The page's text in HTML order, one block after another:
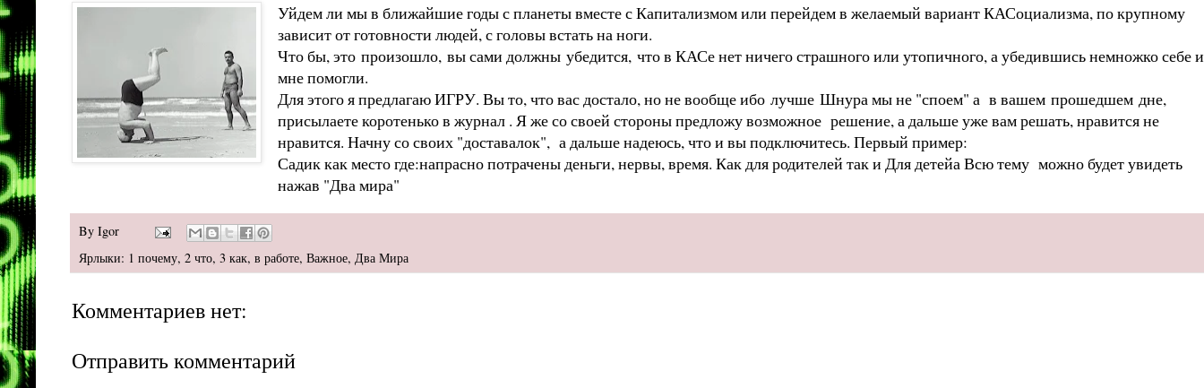
Уйдем ли мы в ближайшие годы с планеты вместе с Капитализмомили перейдем в желаемый вариант КАСоциализма, по крупному
зависит от готовности людей, с головы встать на ноги.
Что бы, это произошло, вы сами должны убедится, что в КАСе нет ничего страшного или утопичного,а убедившись немножко себе и
мне помогли.
Для этого я предлагаю ИГРУ. Вы то, что вас достало, но не вообще ибо лучше Шнура мы не "споем" а в вашем прошедшем дне,
присылаете коротенько в журнал . Я же со своей стороны предложу возможное решение, а дальше уже вам решать, нравится не
нравится. Начну со своих "доставалок", а дальше надеюсь, что и вы подключитесь. Первый пример:
Садик как место где:напрасно потрачены деньги, нервы, время. Как для родителей так и Для детейаВсю тему можно будет увидеть
нажав "Два мира"
By Igor
Ярлыки: 1 почему, 2 что, 3 как, в работе, Важное, Два Мира
Комментариев нет:
Отправить комментарий